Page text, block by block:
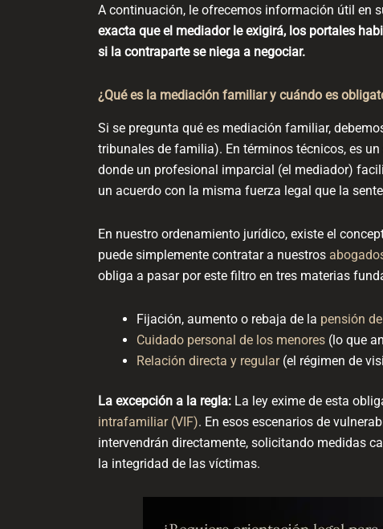
A continuación, le ofrecemos información útil en
exacta que el mediador le exigirá, los portales
si la contraparte se niega a negociar.
¿Qué es la mediación familiar y cuándo es
Si se pregunta qué es mediación familiar,
tribunales de familia). En términos técnicos, es
donde un profesional imparcial (el mediador)
un acuerdo con la misma fuerza legal que la
En nuestro ordenamiento jurídico, existe el
puede simplemente contratar a nuestros
obliga a pasar por este filtro en tres materias
Fijación, aumento o rebaja de la pensión
Cuidado personal de los menores (lo que
Relación directa y regular(el régimen de
La excepción a la regla: La ley exime de esta
intrafamiliar (VIF). En esos escenarios de
intervendrán directamente, solicitando medidas
la integridad de las víctimas.